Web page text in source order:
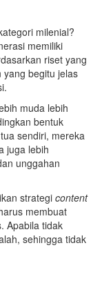
milenial?
memiliki
riset yang
yang begitu jelas
muda lebih
bentuk
sendiri, mereka
juga lebih
unggahan
strategi content
membuat
Apabila tidak
sehingga tidak